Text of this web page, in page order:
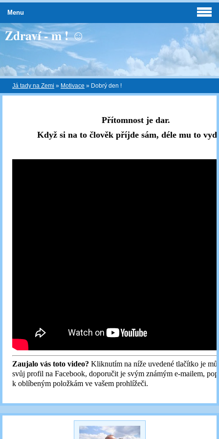
Zdraví - m ! ☺
Já tady na Zemi » Motivace » Dobrý den !
Přítomnost je dar.
Když si na to člověk příjde sám, déle mu to
Zaujalo vás toto video? Kliknutím na níže uvedené tlačítko je
svůj profil na Facebook, doporučit je svým známým e-mailem,
k oblíbeným položkám ve vašem prohlížeči.
Menu